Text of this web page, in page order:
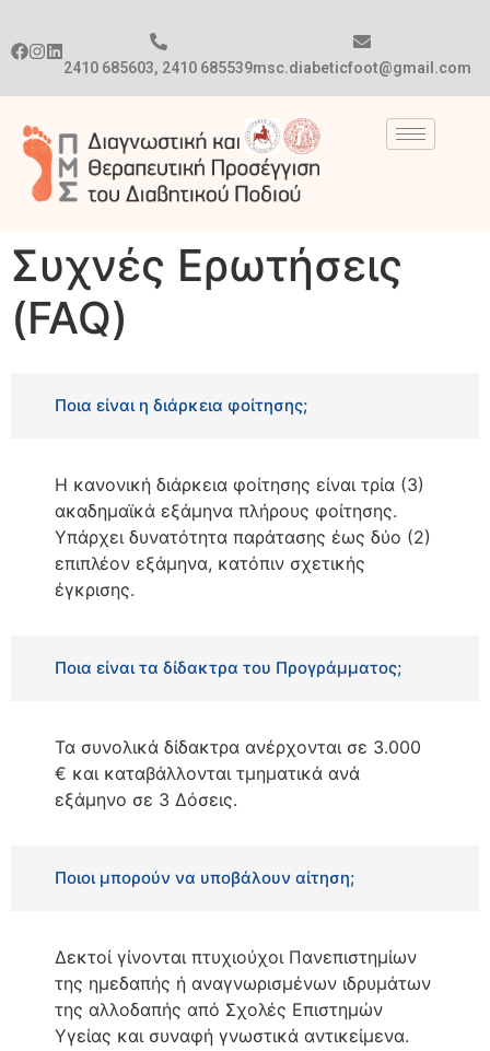
2410 685603, 2410 685539msc.diabeticfoot@gmail.com
Συχνές Ερωτήσεις
(FAQ)
Ποια είναι η διάρκεια φοίτησης;
Η κανονική διάρκεια φοίτησης είναι τρία (3)
ακαδημαϊκά εξάμηνα πλήρους φοίτησης.
Υπάρχει δυνατότητα παράτασης έως δύο (2)
επιπλέον εξάμηνα, κατόπιν σχετικής
έγκρισης.
Ποια είναι τα δίδακτρα του Προγράμματος;
Τα συνολικά δίδακτρα ανέρχονται σε 3.000
€ και καταβάλλονται τμηματικά ανά
εξάμηνο σε 3 Δόσεις.
Ποιοι μπορούν να υποβάλουν αίτηση;
Δεκτοί γίνονται πτυχιούχοι Πανεπιστημίων
της ημεδαπής ή αναγνωρισμένων ιδρυμάτων
της αλλοδαπής από Σχολές Επιστημών
Υγείας και συναφή γνωστικά αντικείμενα.